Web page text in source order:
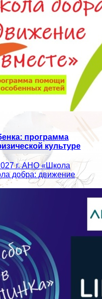
программа
культуре
г. АНО «Школа
добра: движение